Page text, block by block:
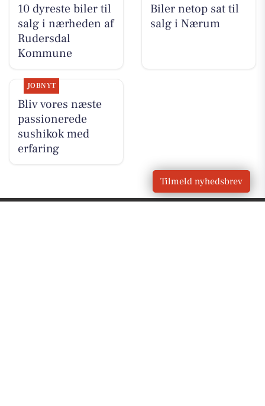
10 dyreste biler til
salg i nærheden af
Rudersdal
Kommune
Biler netop sat til
salg i Nærum
JOBNYT
Bliv vores næste
passionerede
sushikok med
erfaring
Tilmeld nyhedsbrev